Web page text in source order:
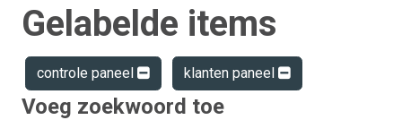
Gelabelde items
controle paneel klanten paneel
Voeg zoekwoord toe